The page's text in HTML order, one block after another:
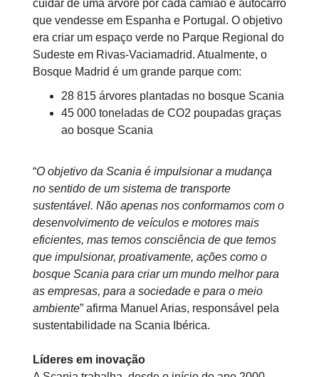
cuidar de uma árvore por cada camião e autocarro
que vendesse em Espanha e Portugal. O objetivo
era criar um espaço verde no Parque Regional do
Sudeste em Rivas-Vaciamadrid. Atualmente, o
Bosque Madrid é um grande parque com:
28 815 árvores plantadas no bosque Scania
45 000 toneladas de CO2 poupadas graças
ao bosque Scania
“O objetivo da Scania é impulsionar a mudança
no sentido de um sistema de transporte
sustentável. Não apenas nos conformamos com o
desenvolvimento de veículos e motores mais
eficientes, mas temos consciência de que temos
que impulsionar, proativamente, ações como o
bosque Scania para criar um mundo melhor para
as empresas, para a sociedade e para o meio
ambiente” afirma Manuel Arias, responsável pela
sustentabilidade na Scania Ibérica.
Líderes em inovação